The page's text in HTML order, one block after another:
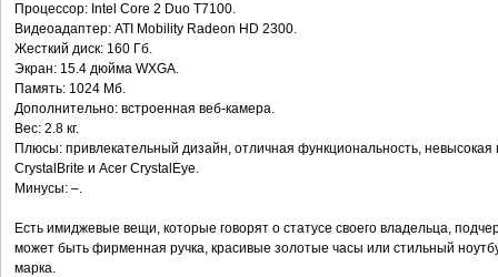
Процессор: Intel Core 2 Duo T7100.
Видеоадаптер: ATI Mobility Radeon HD 2300.
Жесткий диск: 160 Гб.
Экран: 15.4 дюйма WXGA.
Память: 1024 Мб.
Дополнительно: встроенная веб-камера.
Вес: 2.8 кг.
Плюсы: привлекательный дизайн, отличная функциональность,
CrystalBrite и Acer CrystalEye.
Минусы: –.
Есть имиджевые вещи, которые говорят о статусе своего владельца,
может быть фирменная ручка, красивые золотые часы или стильный
марка.